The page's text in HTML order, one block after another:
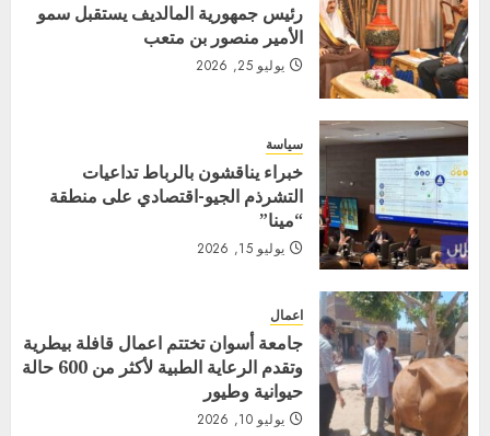
رئيس جمهورية المالديف يستقبل سمو
الأمير منصور بن متعب
يوليو 25, 2026
سياسة
خبراء يناقشون بالرباط تداعيات
التشرذم الجيو-اقتصادي على منطقة
“مينا”
يوليو 15, 2026
اعمال
جامعة أسوان تختتم اعمال قافلة بيطرية
وتقدم الرعاية الطبية لأكثر من 600 حالة
حيوانية وطيور
يوليو 10, 2026